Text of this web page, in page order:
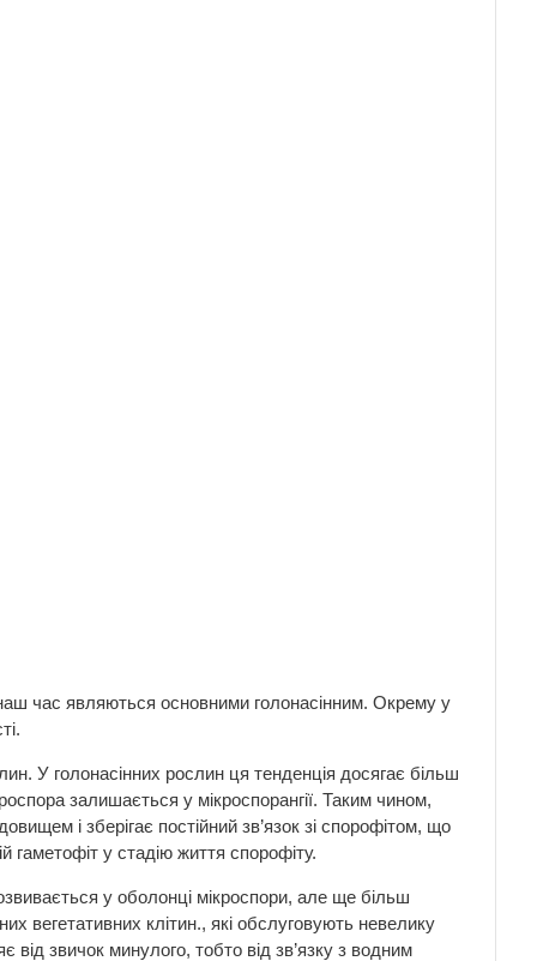
час являються основними голонасінним. Окрему у
У голонасінних рослин ця тенденція досягає більш
залишається у мікроспорангії. Таким чином,
і зберігає постійний зв’язок зі спорофітом, що
гаметофіт у стадію життя спорофіту.
у оболонці мікроспори, але ще більш
вегетативних клітин., які обслуговують невелику
від звичок минулого, тобто від зв’язку з водним